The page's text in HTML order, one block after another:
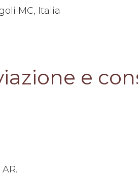
MC, Italia
e